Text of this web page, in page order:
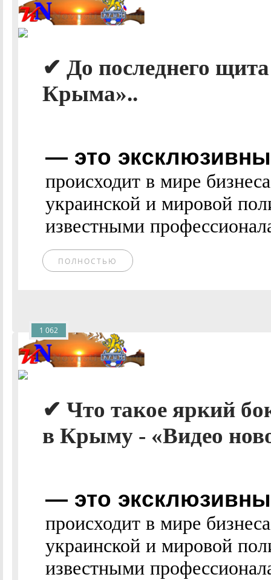
✔ До последнего
Крыма»..
— это
происходит в мире
украинской и мировой
известными
ПОЛНОСТЬЮ
✔ Что такое яркий
в Крыму - «Видео
— это
происходит в мире
украинской и мировой
известными
1 062